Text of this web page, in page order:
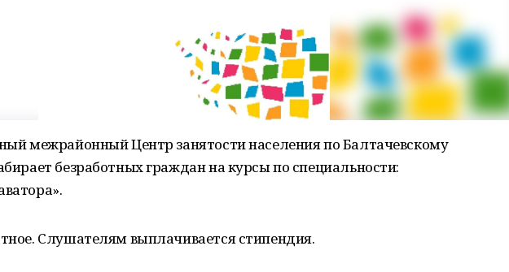
межрайонный Центр занятости населения по Балтачевскому
безработных граждан на курсы по специальности:
Слушателям выплачивается стипендия.